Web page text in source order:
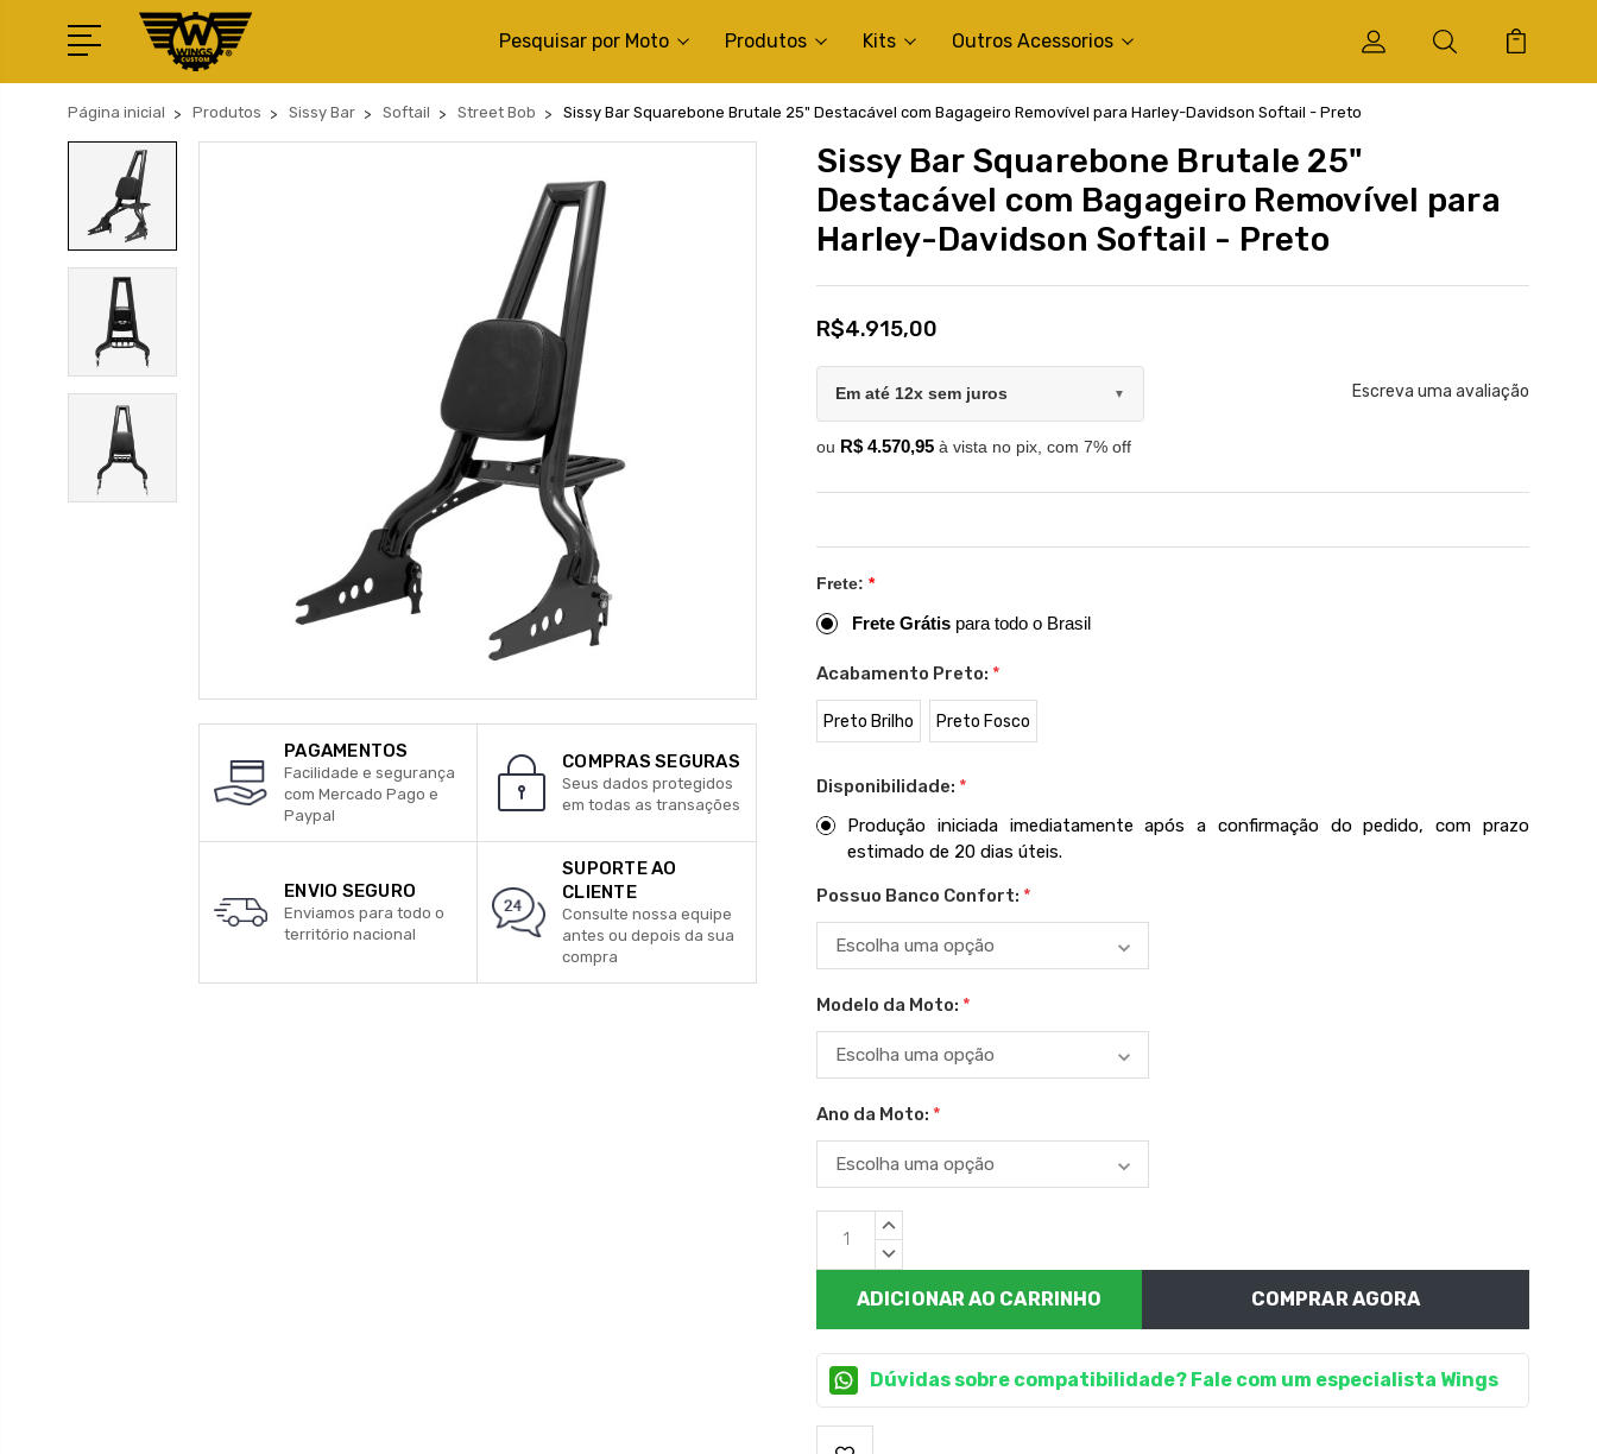
Pesquisar por Moto Produtos Kits Outros Acessorios
Página inicial Produtos Sissy Bar Softail Street Bob Sissy Bar Squarebone Brutale 25" Destacável com Bagageiro Removível para Harley-Davidson Softail - Preto
PAGAMENTOS
Facilidade e segurança
com Mercado Pago e
Paypal
COMPRAS SEGURAS
Seus dados protegidos
em todas as transações
ENVIO SEGURO
Enviamos para todo o
território nacional
SUPORTE AO
CLIENTE
Consulte nossa equipe
antes ou depois da sua
compra
Sissy Bar Squarebone Brutale 25"
Destacável com Bagageiro Removível para
Harley-Davidson Softail - Preto
R$4.915,00
Em até 12x sem juros ▼
ou R$ 4.570,95 à vista no pix, com 7% off
Escreva uma avaliação
Frete: *
Frete Grátis para todo o Brasil
Acabamento Preto: *
Preto Brilho Preto Fosco
Disponibilidade: *
Produção iniciada imediatamente após a confirmação do pedido, com prazo
estimado de 20 dias úteis.
Possuo Banco Confort: *
Modelo da Moto: *
Ano da Moto: *
Estoque
atual:
QUANTIDADE
QUANTIDADE
COMPRAR AGORA
Dúvidas sobre compatibilidade? Fale com um especialista Wings